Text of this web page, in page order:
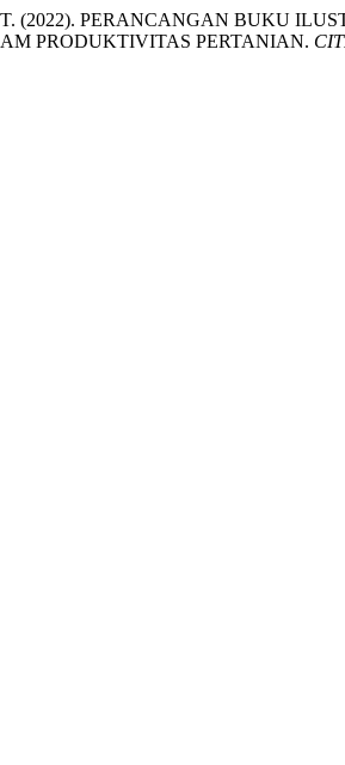
T. (2022). PERANCANGAN BUKU
PRODUKTIVITAS PERTANIAN.